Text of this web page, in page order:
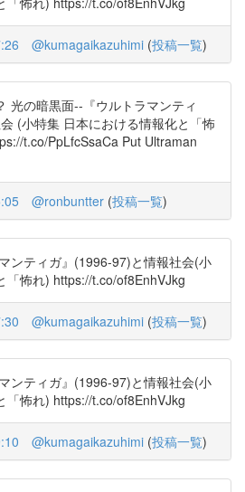
@kumagaikazuhimi (投稿一覧)
光の暗黒面--『ウルトラマンティ
(小特集 日本における情報化と「怖
t.co/PpLfcSsaCa Put Ultraman
@ronbuntter (投稿一覧)
ンティガ』(1996-97)と情報社会(小
「怖れ) https://t.co/of8EnhVJkg
@kumagaikazuhimi (投稿一覧)
ンティガ』(1996-97)と情報社会(小
「怖れ) https://t.co/of8EnhVJkg
@kumagaikazuhimi (投稿一覧)